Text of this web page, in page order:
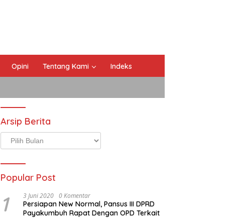
Opini Tentang Kami Indeks
Arsip Berita
Arsip
Berita
Popular Post
1 3 Juni 2020 0 Komentar
Persiapan New Normal, Pansus III DPRD
Payakumbuh Rapat Dengan OPD Terkait